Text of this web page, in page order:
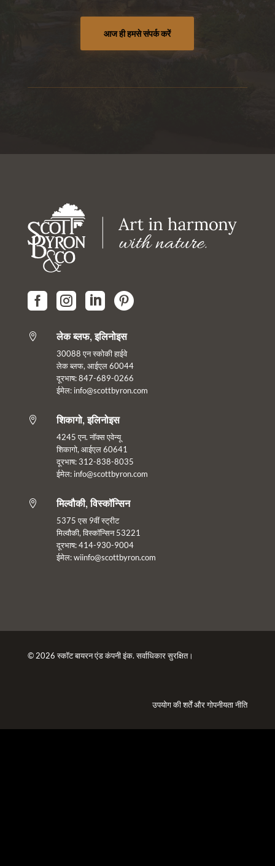
आज ही हमसे संपर्क करें
   
 लेक ब्लफ, इलिनोइस
30088 एन स्कोकी हाईवे
लेक ब्लफ, आईएल 60044
दूरभाष: 847-689-0266
ईमेल: info@scottbyron.com
 शिकागो, इलिनोइस
4245 एन. नॉक्स एवेन्यू
शिकागो, आईएल 60641
दूरभाष: 312-838-8035
ईमेल: info@scottbyron.com
 मिल्वौकी, विस्कॉन्सिन
5375 एस 9वीं स्ट्रीट
मिल्वौकी, विस्कॉन्सिन 53221
दूरभाष: 414-930-9004
ईमेल:wiinfo@scottbyron.com
© 2026 स्कॉट बायरन एंड कंपनी इंक. सर्वाधिकार सुरक्षित।
उपयोग की शर्तेंऔरगोपनीयता नीति